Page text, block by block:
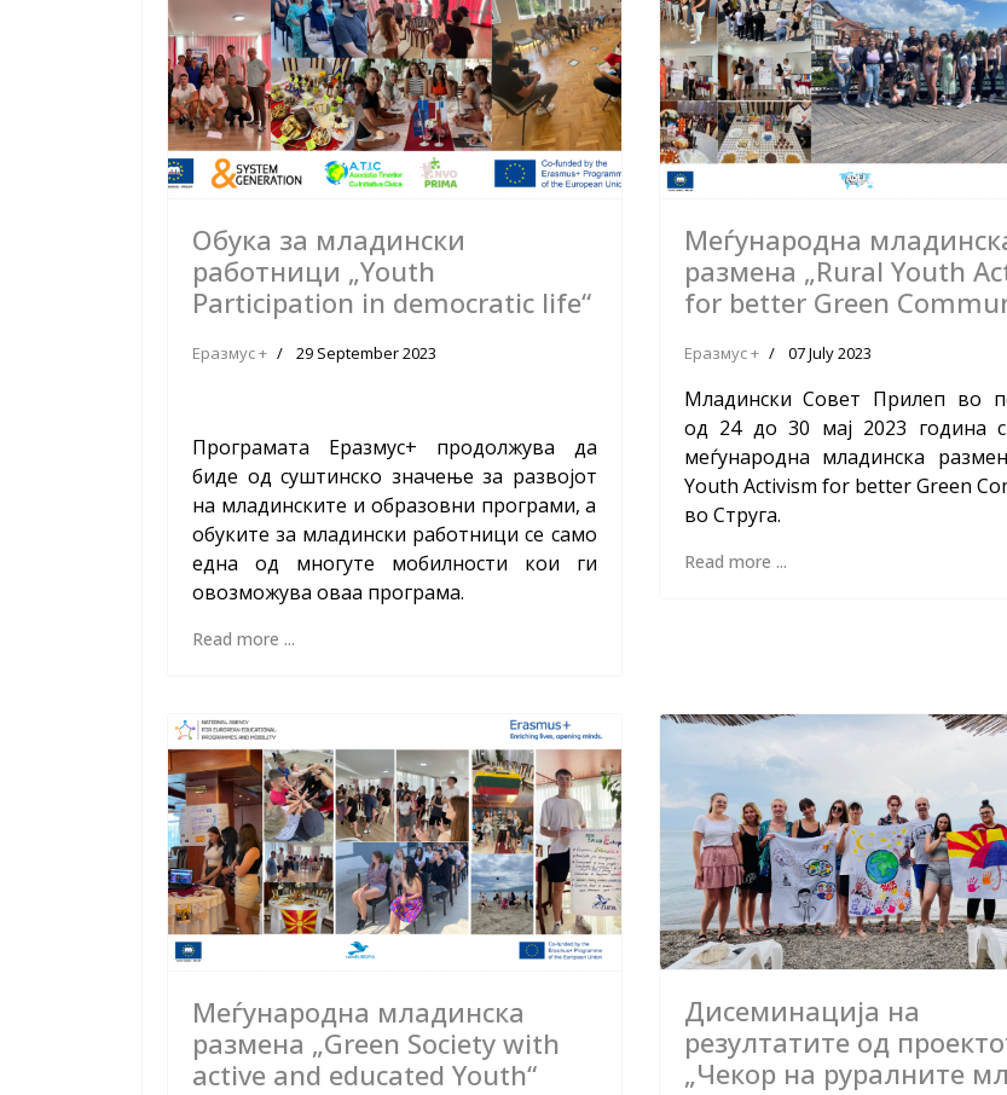
Обука за младински
работници „Youth
Participation in democratic life“
Еразмус + 29 September 2023
Програмата Еразмус+ продолжува да
биде од суштинско значење за развојот
на младинските и образовни програми, а
обуките за младински работници се само
една од многуте мобилности кои ги
овозможува оваа програма.
Read more ...
Меѓународна
размена „Rural Youth
for better Green
Еразмус + 07 July 2023
Младински Совет Прилеп во
од 24 до 30 мај 2023 година
меѓународна младинска
Youth Activism for better Green
во Струга.
Read more ...
Меѓународна младинска
размена „Green Society with
active and educated Youth“
Дисеминација на
резултатите од
„Чекор на руралните